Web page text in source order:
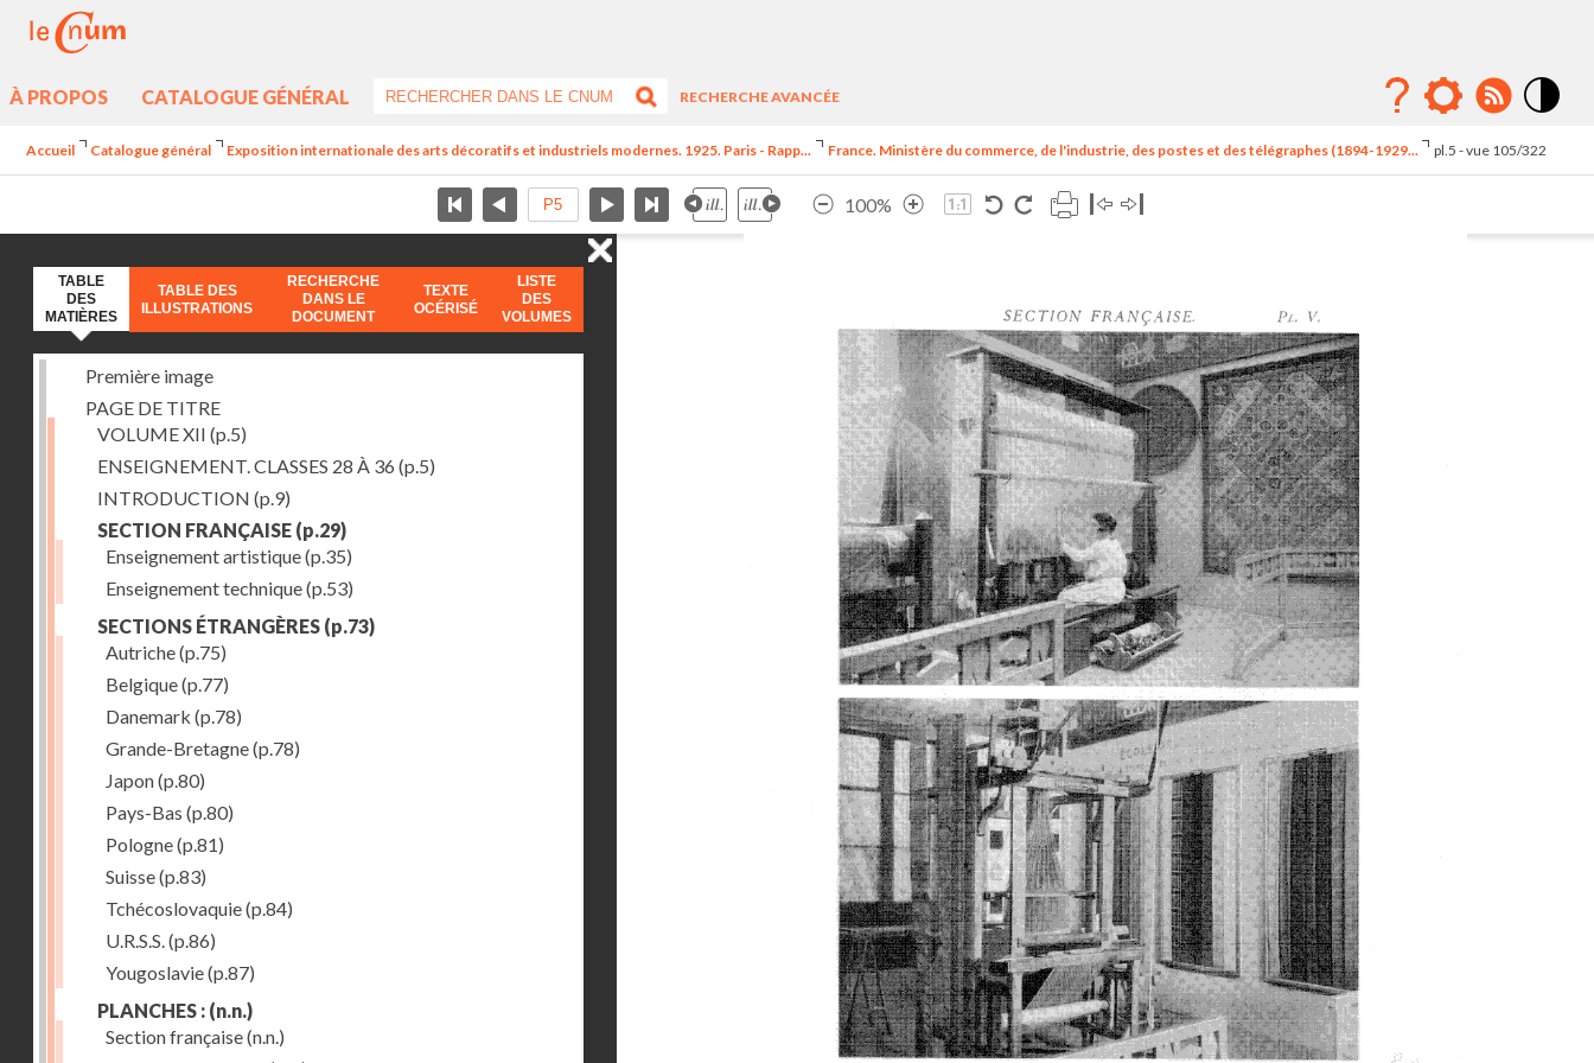
À PROPOS CATALOGUE GÉNÉRAL
RECHERCHE AVANCÉE
élévé
Accueil Catalogue général Exposition internationale des arts décoratifs et industriels modernes. 1925. Paris - Rapp... France. Ministère du commerce, de l'industrie, des postes et des télégraphes (1894-1929... pl.5 - vue 105/322
100%
TABLE
DES
MATIÈRES
TABLE DES
ILLUSTRATIONS
RECHERCHE
DANS LE
DOCUMENT
TEXTE
OCÉRISÉ
LISTE
DES
VOLUMES
Première image
PAGE DE TITRE
VOLUME XII (p.5)
ENSEIGNEMENT. CLASSES 28 À 36 (p.5)
INTRODUCTION (p.9)
SECTION FRANÇAISE (p.29)
Enseignement artistique(p.35)
Enseignement technique(p.53)
SECTIONS ÉTRANGÈRES (p.73)
Autriche(p.75)
Belgique(p.77)
Danemark (p.78)
Grande-Bretagne(p.78)
Japon(p.80)
Pays-Bas (p.80)
Pologne(p.81)
Suisse(p.83)
Tchécoslovaquie(p.84)
U.R.S.S.(p.86)
Yougoslavie(p.87)
PLANCHES : (n.n.)
Section française(n.n.)